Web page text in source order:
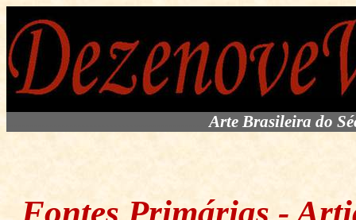
...................................................Arte Brasileira do
Fontes Primárias -